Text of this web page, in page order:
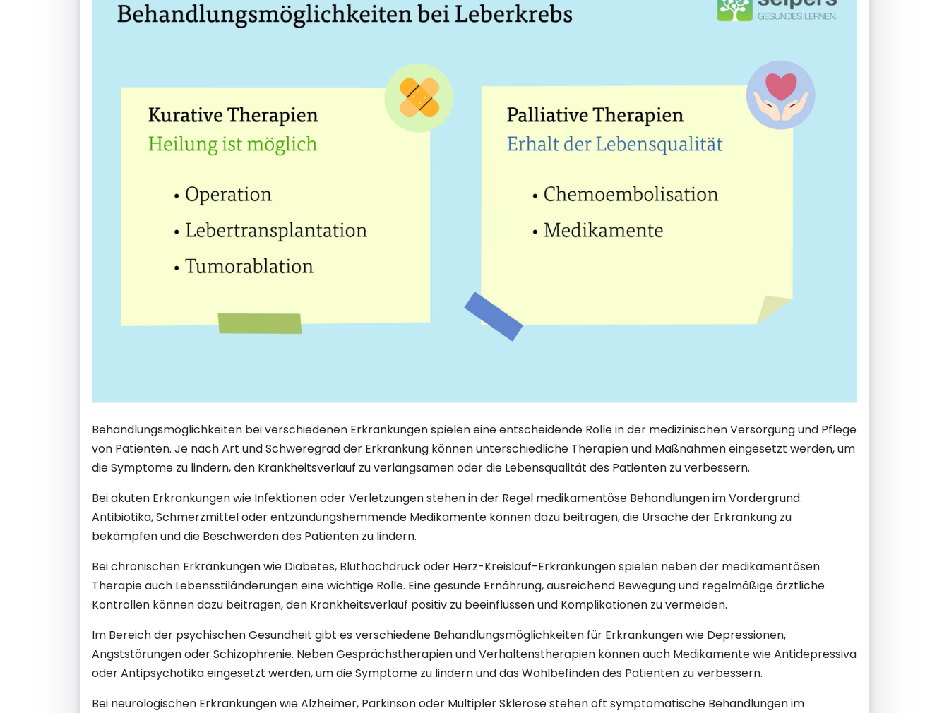
Behandlungsmöglichkeiten bei verschiedenen Erkrankungen spielen eine entscheidende Rolle in der medizinischen Versorgung und Pflege
von Patienten. Je nach Art und Schweregrad der Erkrankung können unterschiedliche Therapien und Maßnahmen eingesetzt werden, um
die Symptome zu lindern, den Krankheitsverlauf zu verlangsamen oder die Lebensqualität des Patienten zu verbessern.
Bei akuten Erkrankungen wie Infektionen oder Verletzungen stehen in der Regel medikamentöse Behandlungen im Vordergrund.
Antibiotika, Schmerzmittel oder entzündungshemmende Medikamente können dazu beitragen, die Ursache der Erkrankung zu
bekämpfen und die Beschwerden des Patienten zu lindern.
Bei chronischen Erkrankungen wie Diabetes, Bluthochdruck oder Herz-Kreislauf-Erkrankungen spielen neben der medikamentösen
Therapie auch Lebensstiländerungen eine wichtige Rolle. Eine gesunde Ernährung, ausreichend Bewegung und regelmäßige ärztliche
Kontrollen können dazu beitragen, den Krankheitsverlauf positiv zu beeinflussen und Komplikationen zu vermeiden.
Im Bereich der psychischen Gesundheit gibt es verschiedene Behandlungsmöglichkeiten für Erkrankungen wie Depressionen,
Angststörungen oder Schizophrenie. Neben Gesprächstherapien und Verhaltenstherapien können auch Medikamente wie Antidepressiva
oder Antipsychotika eingesetzt werden, um die Symptome zu lindern und das Wohlbefinden des Patienten zu verbessern.
Bei neurologischen Erkrankungen wie Alzheimer, Parkinson oder Multipler Sklerose stehen oft symptomatische Behandlungen im